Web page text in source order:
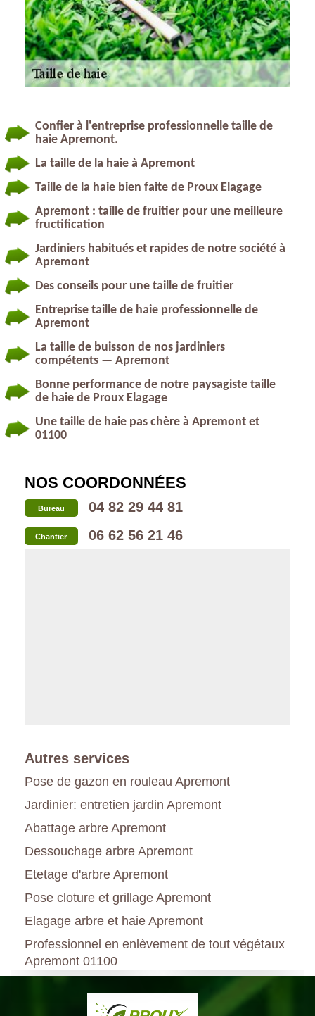
Confier à l'entreprise professionnelle taille de
haie Apremont.
La taille de la haie à Apremont
Taille de la haie bien faite de Proux Elagage
Apremont : taille de fruitier pour une meilleure
fructification
Jardiniers habitués et rapides de notre société à
Apremont
Des conseils pour une taille de fruitier
Entreprise taille de haie professionnelle de
Apremont
La taille de buisson de nos jardiniers
compétents — Apremont
Bonne performance de notre paysagiste taille
de haie de Proux Elagage
Une taille de haie pas chère à Apremont et
01100
NOS COORDONNÉES
Bureau 04 82 29 44 81
Chantier 06 62 56 21 46
Autres services
Pose de gazon en rouleau Apremont
Jardinier: entretien jardin Apremont
Abattage arbre Apremont
Dessouchage arbre Apremont
Etetage d'arbre Apremont
Pose cloture et grillage Apremont
Elagage arbre et haie Apremont
Professionnel en enlèvement de tout végétaux
Apremont 01100